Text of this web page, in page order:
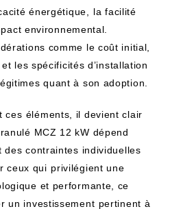
énergétique,⁣ la facilité
environnemental.⁤
comme le coût initial,
les spécificités d’installation
quant‍ à son ‍adoption.
ces ⁣éléments, il devient clair
MCZ 12 kW​ dépend
contraintes individuelles
ceux qui⁢ privilégient une​
et performante, ce
un investissement ⁣pertinent à